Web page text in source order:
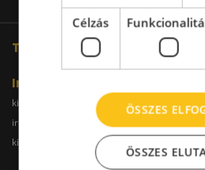
További oldalaink
Iroda
kiadoiroda.info
irodakiadobudapest.hu
kiadoirodabudaors.hu
Célzás
ÖSSZES
ÖSSZES